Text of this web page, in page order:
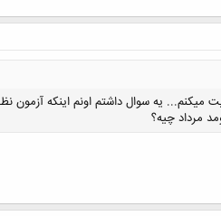
مرداد چیه؟